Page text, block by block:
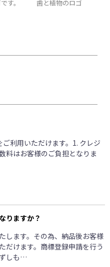
す。 歯と植物のロゴ
利用いただけます。1. クレジ
料はお客様のご負担となりま
りますか？
します。その為、納品後お客様
だけます。商標登録申請を行う
しも…